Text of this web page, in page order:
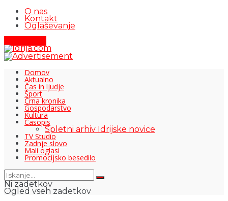
O nas
Kontakt
Oglaševanje
Domov
Aktualno
Čas in ljudje
Šport
Črna kronika
Gospodarstvo
Kultura
Časopis
Spletni arhiv Idrijske novice
TV Studio
Zadnje slovo
Mali oglasi
Promocijsko besedilo
Ni zadetkov
Ogled vseh zadetkov